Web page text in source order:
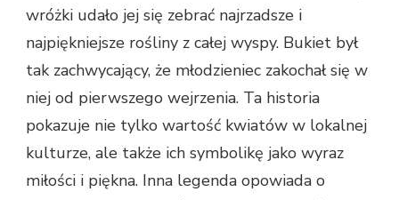
wróżki udało jej się zebrać najrzadsze i
najpiękniejsze rośliny z całej wyspy. Bukiet był
tak zachwycający, że młodzieniec zakochał się w
niej od pierwszego wejrzenia. Ta historia
pokazuje nie tylko wartość kwiatów w lokalnej
kulturze, ale także ich symbolikę jako wyraz
miłości i piękna. Inna legenda opowiada o